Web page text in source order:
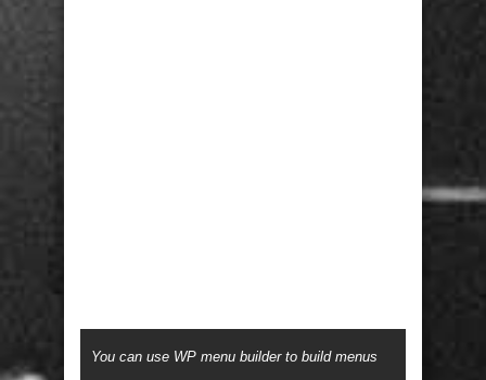
You can use WP menu builder to build menus